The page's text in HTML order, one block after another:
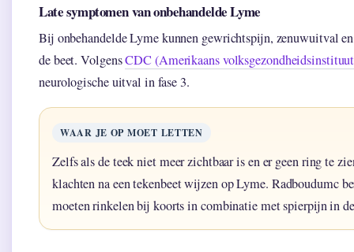
Late symptomen van onbehandelde Lyme
Bij onbehandelde Lyme kunnen gewrichtspijn, zenuwuitval
de beet. VolgensCDC (Amerikaans
neurologische uitval in fase 3.
WAAR JE OP MOET LETTEN
Zelfs als de teek niet meer zichtbaar is en er geen ring te
klachten na een tekenbeet wijzen op Lyme. Radboudumc
moeten rinkelen bij koorts in combinatie met spierpijn in